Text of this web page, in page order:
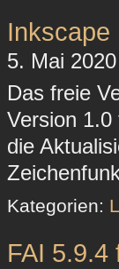
Inkscape
5. Mai
Das freie
Version 1.0
die
Kategorien:
FAI 5.9.4